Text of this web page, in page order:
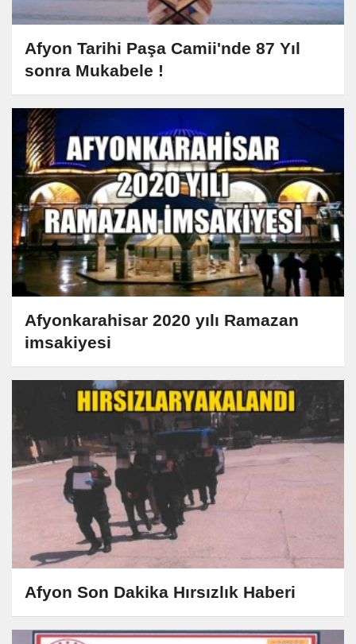
Afyon Tarihi Paşa Camii'nde 87 Yıl
sonra Mukabele !
Afyonkarahisar 2020 yılı Ramazan
imsakiyesi
Afyon Son Dakika Hırsızlık Haberi